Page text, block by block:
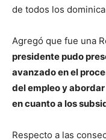
de todos los
Agregó que fue una
presidente pudo
avanzado en el
del empleo y
en cuanto a los
Respecto a las